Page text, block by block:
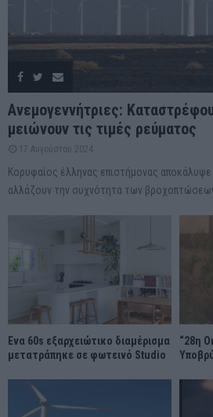
Ανεμογεννήτριες:
μειώνουν τις τιμές ρεύματος
17 Αυγούστου 2024
Κορυφαίος έλληνας επιστήμονας αποκάλυψε
αλλάζουν την συχνότητα των βροχοπτώσεων
Ένα 60s εξαρχειώτικο διαμέρισμα
μετατράπηκε σε φωτεινό Studio
“28η